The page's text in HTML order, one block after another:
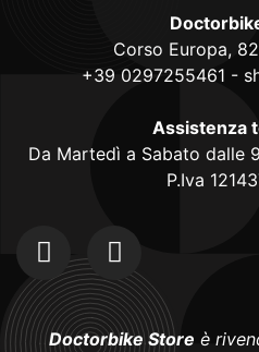
Corso Europa,
+39 0297255461 -
Assistenza
Da Martedì a Sabato dalle
P.Iva
Doctorbike Store è